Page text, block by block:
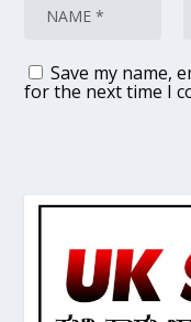
Save my name,
for the next time I